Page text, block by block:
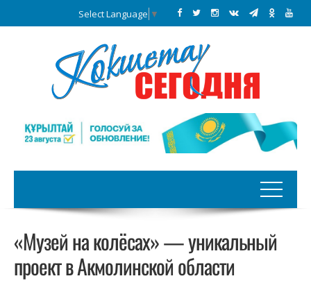
Select Language ▼
«Музей на колёсах» — уникальный
проект в Акмолинской области